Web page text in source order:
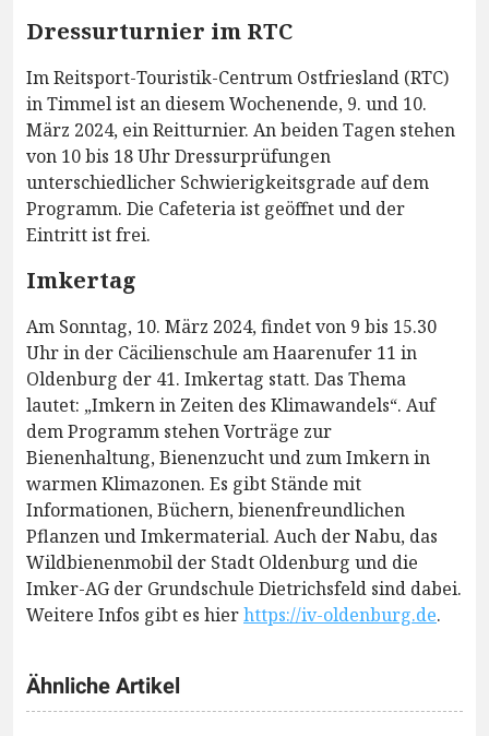
Dressurturnier im RTC
Im Reitsport-Touristik-Centrum Ostfriesland (RTC)
in Timmel ist an diesem Wochenende, 9. und 10.
März 2024, ein Reitturnier. An beiden Tagen stehen
von 10 bis 18 Uhr Dressurprüfungen
unterschiedlicher Schwierigkeitsgrade auf dem
Programm. Die Cafeteria ist geöffnet und der
Eintritt ist frei.
Imkertag
Am Sonntag, 10. März 2024, findet von 9 bis 15.30
Uhr in der Cäcilienschule am Haarenufer 11 in
Oldenburg der 41. Imkertag statt. Das Thema
lautet: „Imkern in Zeiten des Klimawandels“. Auf
dem Programm stehen Vorträge zur
Bienenhaltung, Bienenzucht und zum Imkern in
warmen Klimazonen. Es gibt Stände mit
Informationen, Büchern, bienenfreundlichen
Pflanzen und Imkermaterial. Auch der Nabu, das
Wildbienenmobil der Stadt Oldenburg und die
Imker-AG der Grundschule Dietrichsfeld sind dabei.
Weitere Infos gibt es hierhttps://iv-oldenburg.de.
Ähnliche Artikel